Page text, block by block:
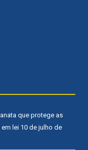
que protege as
lei 10 de julho de